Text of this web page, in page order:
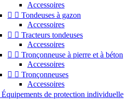
Accessoires
  Tondeuses à gazon
Accessoires
  Tracteurs tondeuses
Accessoires
  Tronçonneuse à pierre et à béton
Accessoires
  Tronçonneuses
Accessoires
Équipements de protection individuelle